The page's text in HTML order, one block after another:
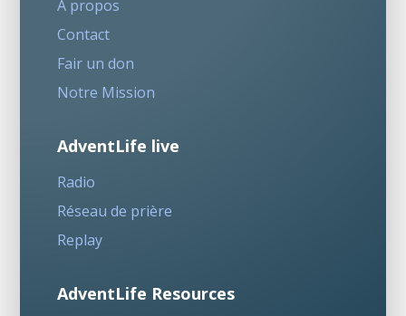
A propos
Contact
Fair un don
Notre Mission
AdventLife live
Radio
Réseau de prière
Replay
AdventLife Resources